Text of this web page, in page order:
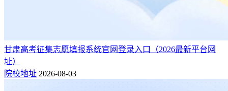
甘肃高考征集志愿填报系统官网登录入口（2026最新平台网
址）
院校地址 2026-08-03